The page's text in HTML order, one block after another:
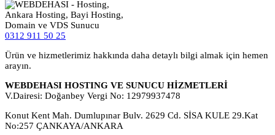
0312 911 50 25
Ürün ve hizmetlerimiz hakkında daha detaylı bilgi almak için hemen
arayın.
WEBDEHASI HOSTING VE SUNUCU HİZMETLERİ
V.Dairesi: Doğanbey Vergi No: 12979937478
Konut Kent Mah. Dumlupınar Bulv. 2629 Cd. SİSA KULE 29.Kat
No:257 ÇANKAYA/ANKARA